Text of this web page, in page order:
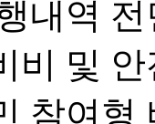
내역
및
참여형